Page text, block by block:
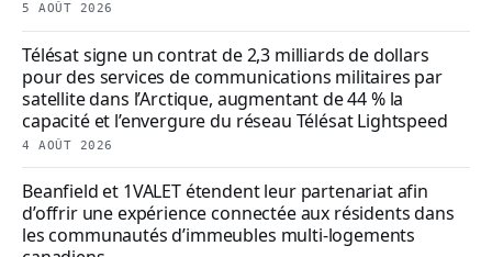
5 AOÛT 2026
Télésat signe un contrat de 2,3 milliards de dollars
pour des services de communications militaires par
satellite dans l’Arctique, augmentant de 44 % la
capacité et l’envergure du réseau Télésat Lightspeed
4 AOÛT 2026
Beanfield et 1VALET étendent leur partenariat afin
d’offrir une expérience connectée aux résidents dans
les communautés d’immeubles multi-logements